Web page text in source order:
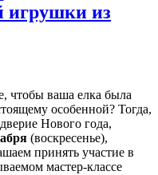
игрушки из
чтобы ваша елка была
особенной? Тогда,
Нового года,
(воскресенье),
принять участие в
мастер-классе